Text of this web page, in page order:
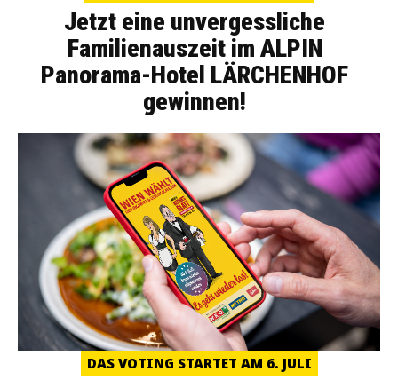
Jetzt eine unvergessliche
Familienauszeit im ALPIN
Panorama-Hotel LÄRCHENHOF
gewinnen!
DAS VOTING STARTET AM 6. JULI